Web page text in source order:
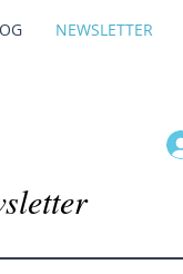
NEWSLETTER